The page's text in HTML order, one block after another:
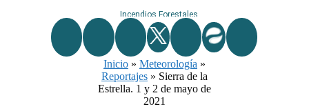
Incendios Forestales
Naturaleza
Ríos
Rutas De Montaña
Inicio » Meteorología »
Reportajes » Sierra de la
Estrella. 1 y 2 de mayo de
2021